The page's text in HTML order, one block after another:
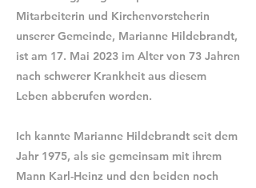
Mitarbeiterin und Kirchenvorsteherin
unserer Gemeinde, Marianne Hildebrandt,
ist am 17. Mai 2023 im Alter von 73 Jahren
nach schwerer Krankheit aus diesem
Leben abberufen worden.
Ich kannte Marianne Hildebrandt seit dem
Jahr 1975, als sie gemeinsam mit ihrem
Mann Karl-Heinz und den beiden noch